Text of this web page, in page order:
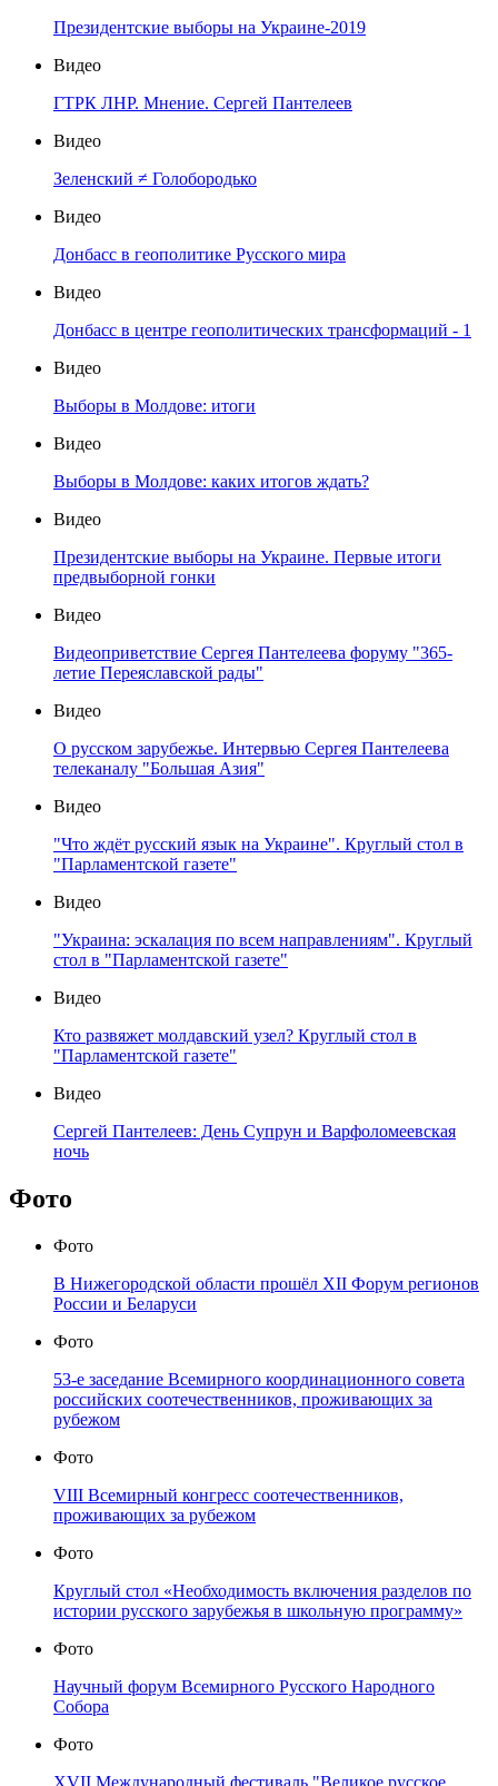
Президентские выборы на Украине-2019
Видео
ГТРК ЛНР. Мнение. Сергей Пантелеев
Видео
Зеленский ≠ Голобородько
Видео
Донбасс в геополитике Русского мира
Видео
Донбасс в центре геополитических трансформаций - 1
Видео
Выборы в Молдове: итоги
Видео
Выборы в Молдове: каких итогов ждать?
Видео
Президентские выборы на Украине. Первые итоги
предвыборной гонки
Видео
Видеоприветствие Сергея Пантелеева форуму "365-
летие Переяславской рады"
Видео
О русском зарубежье. Интервью Сергея Пантелеева
телеканалу "Большая Азия"
Видео
"Что ждёт русский язык на Украине". Круглый стол в
"Парламентской газете"
Видео
"Украина: эскалация по всем направлениям". Круглый
стол в "Парламентской газете"
Видео
Кто развяжет молдавский узел? Круглый стол в
"Парламентской газете"
Видео
Сергей Пантелеев: День Супрун и Варфоломеевская
ночь
Фото
Фото
В Нижегородской области прошёл XII Форум регионов
России и Беларуси
Фото
53-е заседание Всемирного координационного совета
российских соотечественников, проживающих за
рубежом
Фото
VIII Всемирный конгресс соотечественников,
проживающих за рубежом
Фото
Круглый стол «Необходимость включения разделов по
истории русского зарубежья в школьную программу»
Фото
Научный форум Всемирного Русского Народного
Собора
Фото